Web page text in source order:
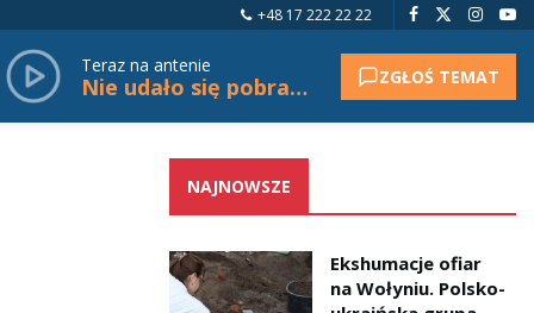
+48 17 222 22 22
Teraz na antenie
Nie udało się pobrać tytułu. ZGŁOŚ TEMAT
NAJNOWSZE
Ekshumacje ofiar
na Wołyniu. Polsko-